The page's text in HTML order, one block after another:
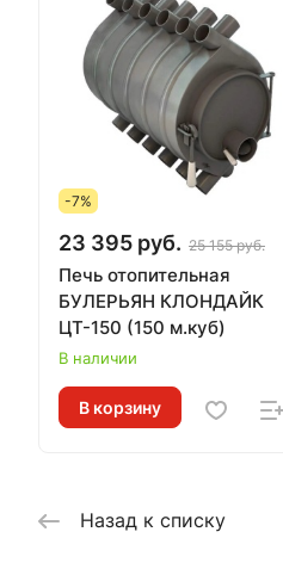
-7%
23 395 руб. 25 155 руб.
Печь отопительная
БУЛЕРЬЯН КЛОНДАЙК
ЦТ-150 (150 м.куб)
В наличии
В корзину
Назад к списку